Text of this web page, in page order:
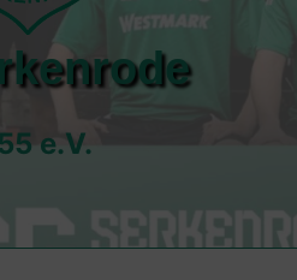
e.V.